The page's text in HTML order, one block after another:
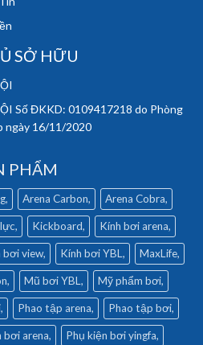
SỞ HỮU
Số ĐKKD: 0109417218 do Phòng
ngày 16/11/2020
PHẨM
Arena Carbon Arena Cobra
Kickboard Kính bơi arena
bơi view Kính bơi YBL MaxLife
Mũ bơi YBL Mỹ phẩm bơi
Phao tập arena Phao tập bơi
bơi arena Phụ kiện bơi yingfa